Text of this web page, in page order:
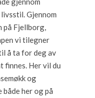
Gjennom
på Fjellborg,
vi tilegner
å ta for deg av
finnes. Her vil du
og
her og på